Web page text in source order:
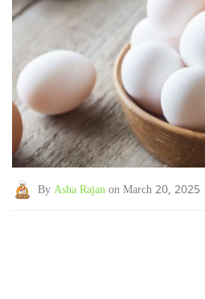
By Asha Rajan on March 20, 2025